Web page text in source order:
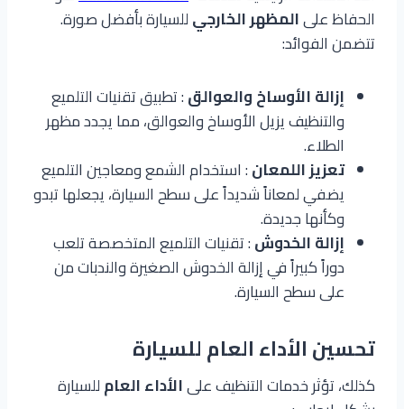
الحفاظ علىالمظهر الخارجيللسيارة بأفضل صورة.
تتضمن الفوائد:
إزالة الأوساخ والعوالق: تطبيق تقنيات التلميع
والتنظيف يزيل الأوساخ والعوالق، مما يجدد مظهر
الطلاء.
تعزيز اللمعان: استخدام الشمع ومعاجين التلميع
يضفي لمعاناً شديداً على سطح السيارة، يجعلها تبدو
وكأنها جديدة.
إزالة الخدوش: تقنيات التلميع المتخصصة تلعب
دوراً كبيراً في إزالة الخدوش الصغيرة والندبات من
على سطح السيارة.
تحسين الأداء العام للسيارة
كذلك، تؤثر خدمات التنظيف علىالأداء العامللسيارة